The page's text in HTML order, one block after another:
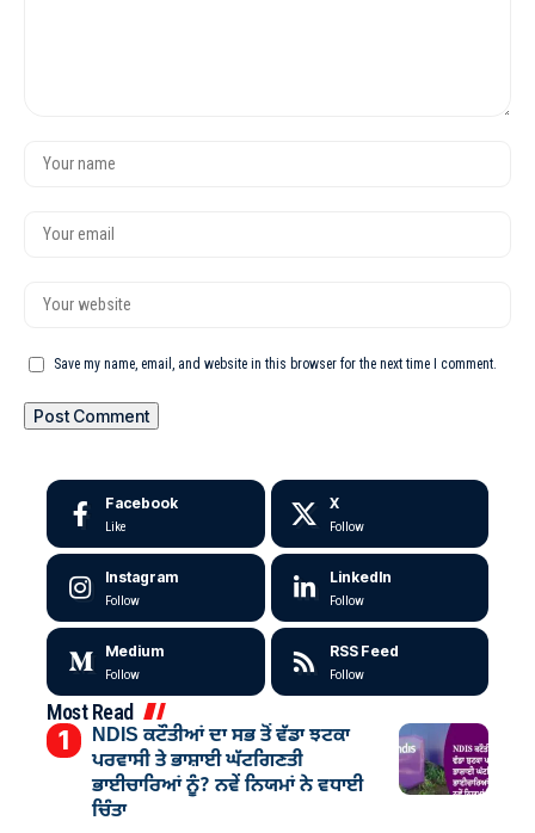
Save my name, email, and website in this browser for the next time I comment.
Facebook
Like
X
Follow
Instagram
Follow
LinkedIn
Follow
Medium
Follow
RSS Feed
Follow
Most Read
NDIS ਕਟੌਤੀਆਂ ਦਾ ਸਭ ਤੋਂ ਵੱਡਾ ਝਟਕਾ
ਪਰਵਾਸੀ ਤੇ ਭਾਸ਼ਾਈ ਘੱਟਗਿਣਤੀ
ਭਾਈਚਾਰਿਆਂ ਨੂੰ? ਨਵੇਂ ਨਿਯਮਾਂ ਨੇ ਵਧਾਈ
ਚਿੰਤਾ